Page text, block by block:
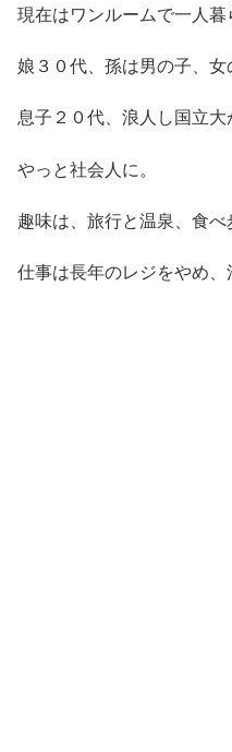
現在はワンルームで一人暮
娘３０代、孫は男の子、女
息子２０代、浪人し国立大
やっと社会人に。
趣味は、旅行と温泉、食べ
仕事は長年のレジをやめ、